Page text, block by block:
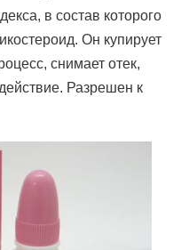
в состав которого
Он купирует
снимает отек,
Разрешен к